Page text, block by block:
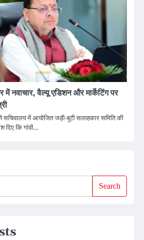
में नवाचार, वैल्यू एडिशन और मार्केटिंग पर
सचिवालय में आयोजित जड़ी-बूटी सलाहकार समिति की
दिए कि गांवों…
Search